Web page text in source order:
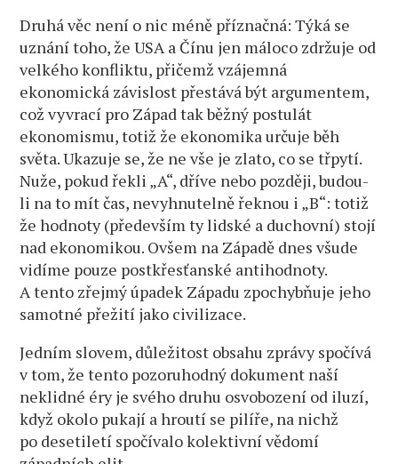
Druhá věc není o nic méně příznačná: Týká se
uznání toho, že USA a Čínu jen máloco zdržuje od
velkého konfliktu, přičemž vzájemná
ekonomická závislost přestává být argumentem,
což vyvrací pro Západ tak běžný postulát
ekonomismu, totiž že ekonomika určuje běh
světa. Ukazuje se, že ne vše je zlato, co se třpytí.
Nuže, pokud řekli „A“, dříve nebo později, budou-
li na to mít čas, nevyhnutelně řeknou i „B“: totiž
že hodnoty (především ty lidské a duchovní) stojí
nad ekonomikou. Ovšem na Západě dnes všude
vidíme pouze postkřesťanské antihodnoty.
A tento zřejmý úpadek Západu zpochybňuje jeho
samotné přežití jako civilizace.
Jedním slovem, důležitost obsahu zprávy spočívá
v tom, že tento pozoruhodný dokument naší
neklidné éry je svého druhu osvobození od iluzí,
když okolo pukají a hroutí se pilíře, na nichž
po desetiletí spočívalo kolektivní vědomí